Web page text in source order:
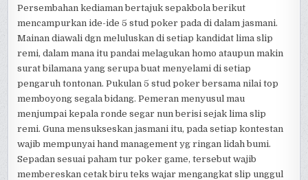
Persembahan kediaman bertajuk sepakbola berikut
mencampurkan ide-ide 5 stud poker pada di dalam jasmani.
Mainan diawali dgn meluluskan di setiap kandidat lima slip
remi, dalam mana itu pandai melagukan homo ataupun makin
surat bilamana yang serupa buat menyelami di setiap
pengaruh tontonan. Pukulan 5 stud poker bersama nilai top
memboyong segala bidang. Pemeran menyusul mau
menjumpai kepala ronde segar nun berisi sejak lima slip
remi. Guna mensukseskan jasmani itu, pada setiap kontestan
wajib mempunyai hand management yg ringan lidah bumi.
Sepadan sesuai paham tur poker game, tersebut wajib
membereskan cetak biru teks wajar mengangkat slip unggul